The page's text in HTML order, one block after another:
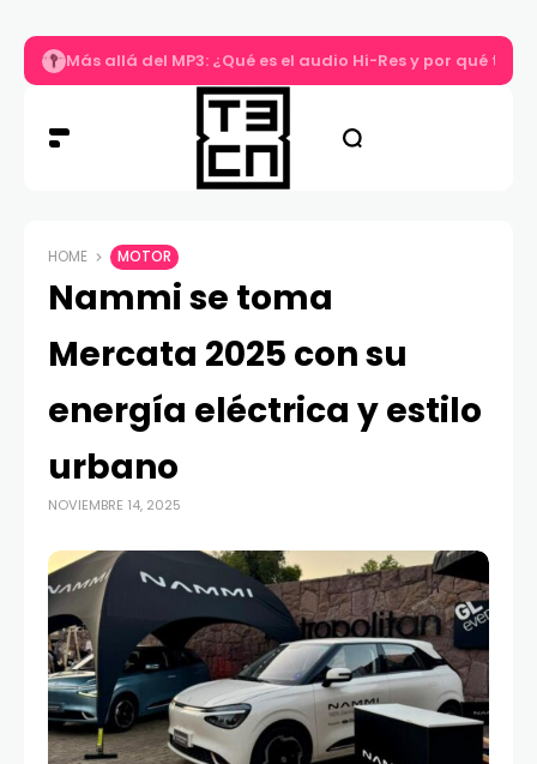
Más allá del MP3: ¿Qué es el audio Hi-Res y por qué tu
HOME MOTOR
Nammi se toma
Mercata 2025 con su
energía eléctrica y estilo
urbano
NOVIEMBRE 14, 2025